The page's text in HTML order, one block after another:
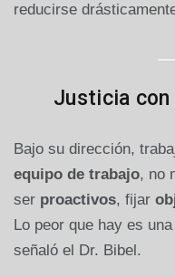
reducirse
Justicia con
Bajo su dirección,
equipo de trabajo, no
ser proactivos, fijar
Lo peor que hay es
señaló el Dr. Bibel.